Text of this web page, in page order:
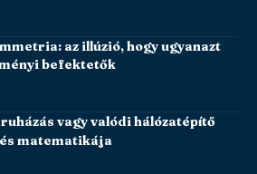
az illúzió, hogy ugyanazt
befektetők
vagy valódi hálózatépítő
matematikája